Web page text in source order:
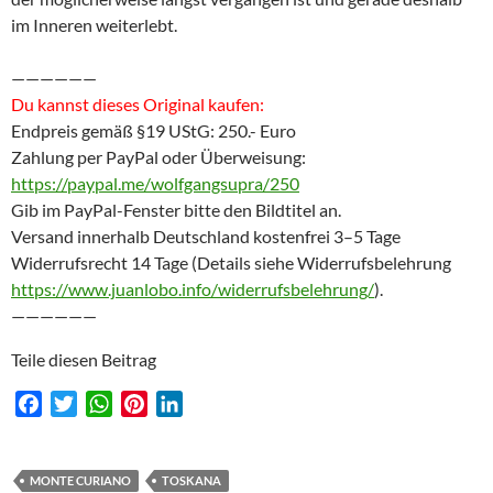
im Inneren weiterlebt.
——————
Du kannst dieses Original kaufen:
Endpreis gemäß §19 UStG: 250.- Euro
Zahlung per PayPal oder Überweisung:
https://paypal.me/wolfgangsupra/250
Gib im PayPal-Fenster bitte den Bildtitel an.
Versand innerhalb Deutschland kostenfrei 3–5 Tage
Widerrufsrecht 14 Tage (Details siehe Widerrufsbelehrung
https://www.juanlobo.info/widerrufsbelehrung/).
——————
Teile diesen Beitrag
e
t
W
t
t
k
MONTE CURIANO TOSKANA